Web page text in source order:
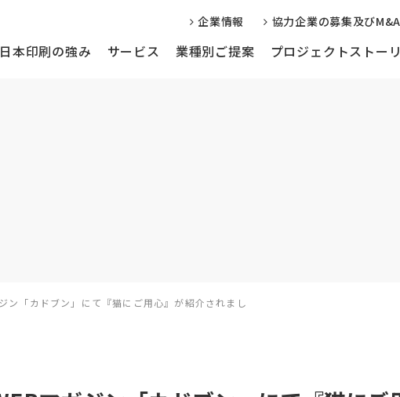
企業情報 協力企業の募集及び
日本印刷の強み サービス 業種別ご提案 プロジェクトストー
ン「カドブン」にて『猫にご用心』が紹介されまし